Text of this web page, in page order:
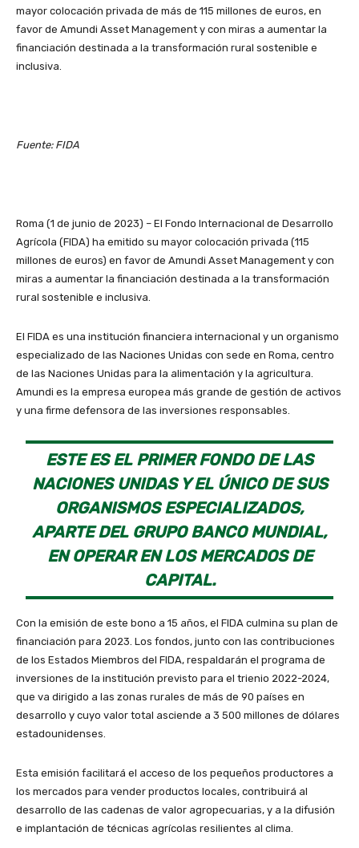
mayor colocación privada de más de 115 millones de euros, en
favor de Amundi Asset Management y con miras a aumentar la
financiación destinada a la transformación rural sostenible e
inclusiva.
Fuente: FIDA
Roma (1 de junio de 2023) – El Fondo Internacional de Desarrollo
Agrícola (FIDA) ha emitido su mayor colocación privada (115
millones de euros) en favor de Amundi Asset Management y con
miras a aumentar la financiación destinada a la transformación
rural sostenible e inclusiva.
El FIDA es una institución financiera internacional y un organismo
especializado de las Naciones Unidas con sede en Roma, centro
de las Naciones Unidas para la alimentación y la agricultura.
Amundi es la empresa europea más grande de gestión de activos
y una firme defensora de las inversiones responsables.
ESTE ES EL PRIMER FONDO DE LAS
NACIONES UNIDAS Y EL ÚNICO DE SUS
ORGANISMOS ESPECIALIZADOS,
APARTE DEL GRUPO BANCO MUNDIAL,
EN OPERAR EN LOS MERCADOS DE
CAPITAL.
Con la emisión de este bono a 15 años, el FIDA culmina su plan de
financiación para 2023. Los fondos, junto con las contribuciones
de los Estados Miembros del FIDA, respaldarán el programa de
inversiones de la institución previsto para el trienio 2022-2024,
que va dirigido a las zonas rurales de más de 90 países en
desarrollo y cuyo valor total asciende a 3 500 millones de dólares
estadounidenses.
Esta emisión facilitará el acceso de los pequeños productores a
los mercados para vender productos locales, contribuirá al
desarrollo de las cadenas de valor agropecuarias, y a la difusión
e implantación de técnicas agrícolas resilientes al clima.